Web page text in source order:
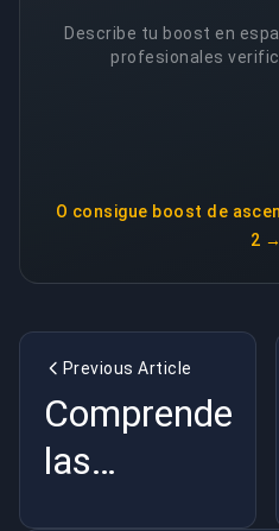
Describe tu boost en
profesionales
O consigue boost de
2 →
Previous Article
Comprender
las